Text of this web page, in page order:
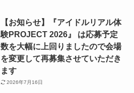
【お知らせ】『アイドルリアル体
験PROJECT 2026』 は応募予定
数を大幅に上回りましたので会場
を変更して再募集させていただき
ます
2026年7月16日